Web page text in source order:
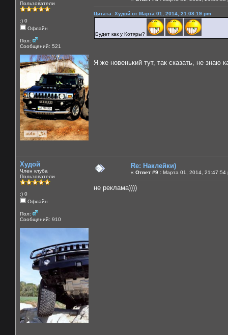
Пользователи
:) 0
Офлайн
Пол:
Сообщений: 521
Цитата: Худой от Марта 01, 2014, 21:08:19 pm
Будет как у Котяры?
Я же новенький тут, так сказать, не знаю
Худой
Член клуба
Пользователи
:) 0
Офлайн
Пол:
Сообщений: 910
Re: Наклейки)
« Ответ #9 : Марта 01, 2014, 21:47:54
не реклама))))